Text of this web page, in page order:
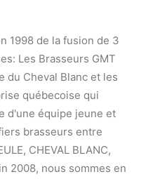
1998 de la fusion de 3
Les Brasseurs GMT
du Cheval Blanc et les
québecoise qui
d'une équipe jeune et
brasseurs entre
CHEVAL BLANC,
2008, nous sommes en